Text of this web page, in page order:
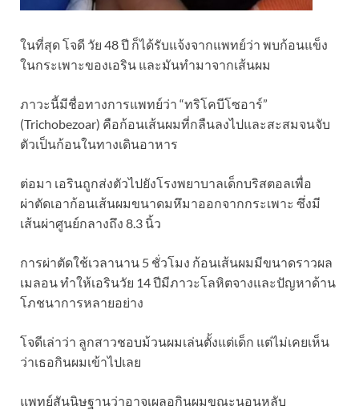
ในที่สุด โจดี วัย 48 ปี ก็ได้รับแจ้งจากแพทย์ว่า พบก้อนแข็ง
ในกระเพาะของเอริน และมันทำมาจากเส้นผม
ภาวะนี้มีชื่อทางการแพทย์ว่า “ทริโคบีโซอาร์”
(Trichobezoar) คือก้อนเส้นผมที่กลืนลงไปและสะสมจนจับ
ตัวเป็นก้อนในทางเดินอาหาร
ต่อมา เอรินถูกส่งตัวไปยังโรงพยาบาลเด็กบริสตอลเพื่อ
ผ่าตัดเอาก้อนเส้นผมขนาดมหึมาออกจากกระเพาะ ซึ่งมี
เส้นผ่าศูนย์กลางถึง 8.3 นิ้ว
การผ่าตัดใช้เวลานาน 5 ชั่วโมง ก้อนเส้นผมมีขนาดราวผล
เมลอน ทำให้เอรินวัย 14 ปีมีภาวะโลหิตจางและปัญหาด้าน
โภชนาการหลายอย่าง
โจดีเล่าว่า ลูกสาวชอบม้วนผมเล่นตั้งแต่เด็ก แต่ไม่เคยเห็น
ว่าเธอกินผมเข้าไปเลย
แพทย์สันนิษฐานว่าอาจเผลอกินผมขณะนอนหลับ